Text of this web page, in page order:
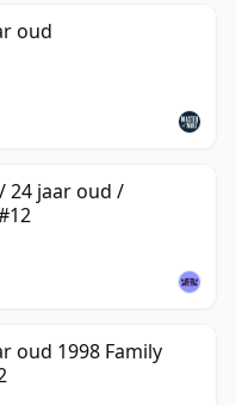
oud
24 jaar oud /
oud 1998 Family